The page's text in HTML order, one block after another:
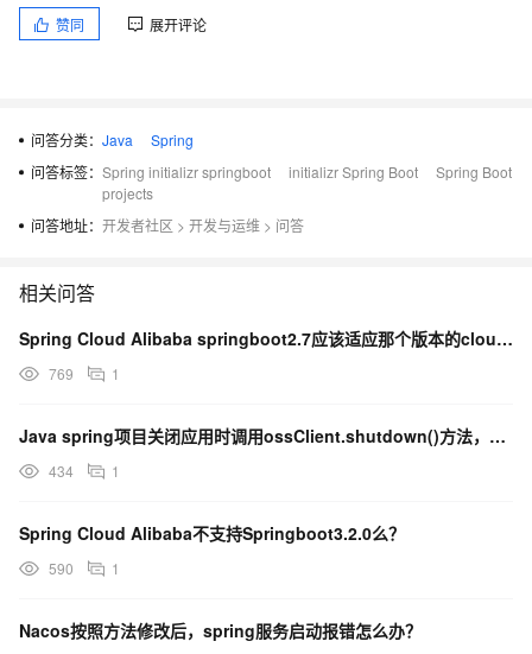
赞同 展开评论
问答分类： Java
Spring
问答标签： Spring initializr springboot initializr Spring Boot
Spring Boot
projects
问答地址： 开发者社区 > 开发与运维 > 问答
相关问答
Spring Cloud Alibaba springboot2.7应该适应那个版本的cloud呢？
769 1
Java spring项目关闭应用时调用ossClient.shutdown()方法，有没有实例？
434 1
Spring Cloud Alibaba不支持Springboot3.2.0么？
590 1
Nacos按照方法修改后，spring服务启动报错怎么办？